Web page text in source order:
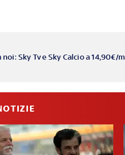
Sky Tv e Sky Calcio a 14,90€/